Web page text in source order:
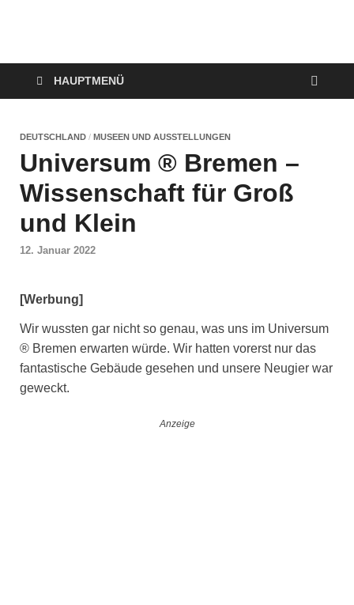
VerTRAVELt
HAUPTMENÜ
DEUTSCHLAND / MUSEEN UND AUSSTELLUNGEN
Universum ® Bremen –
Wissenschaft für Groß
und Klein
12. Januar 2022
[Werbung]
Wir wussten gar nicht so genau, was uns im Universum
® Bremen erwarten würde. Wir hatten vorerst nur das
fantastische Gebäude gesehen und unsere Neugier war
geweckt.